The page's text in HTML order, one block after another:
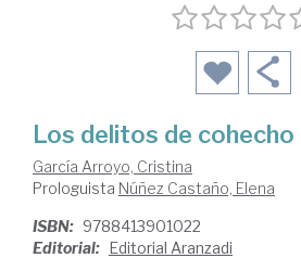
Los delitos de
García Arroyo, Cristina
Prologuista Núñez Castaño, Elena
ISBN: 9788413901022
Editorial: Editorial Aranzadi